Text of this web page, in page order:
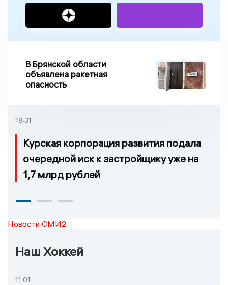
В Брянской области
объявлена ракетная
опасность
18:31
Курская корпорация развития подала
очередной иск к застройщику уже на
1,7 млрд рублей
Новости СМИ2
Наш Хоккей
11:01